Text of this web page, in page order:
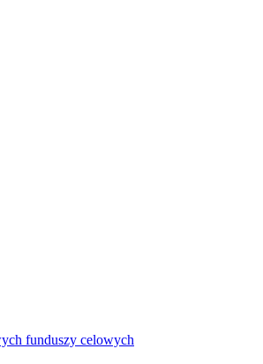
funduszy celowych